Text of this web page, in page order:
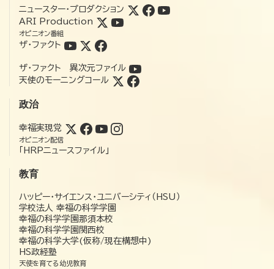
ニュースター・プロダクション
ARI Production
オピニオン番組
ザ・ファクト
ザ・ファクト 異次元ファイル
天使のモーニングコール
政治
幸福実現党
オピニオン配信
「HRPニュースファイル」
教育
ハッピー・サイエンス・ユニバーシティ（HSU）
学校法人 幸福の科学学園
幸福の科学学園那須本校
幸福の科学学園関西校
幸福の科学大学(仮称/現在構想中)
HS政経塾
天使を育てる幼児教育